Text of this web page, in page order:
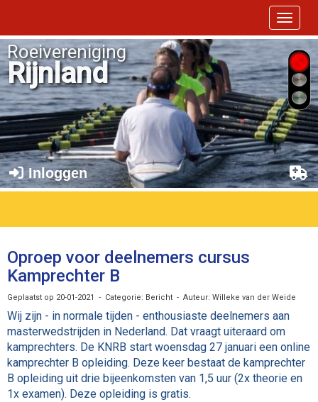
Toggle
Roeivereniging
Rijnland
Inloggen
Oproep voor deelnemers cursus
Kamprechter B
Geplaatst op 20-01-2021 - Categorie: Bericht - Auteur: Willeke van der Weide
Wij zijn - in normale tijden - enthousiaste deelnemers aan
masterwedstrijden in Nederland. Dat vraagt uiteraard om
kamprechters. De KNRB start woensdag 27 januari een online
kamprechter B opleiding. Deze keer bestaat de kamprechter
B opleiding uit drie bijeenkomsten van 1,5 uur (2x theorie en
1x examen). Deze opleiding is gratis.